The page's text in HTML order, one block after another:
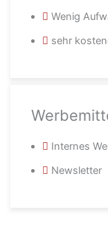
Wenig
sehr
Internes
Newsletter